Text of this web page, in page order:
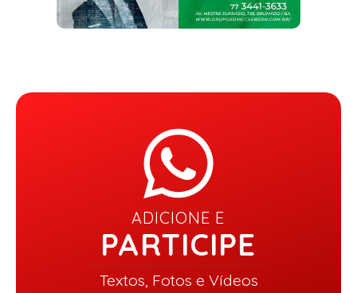
ADICIONE E
PARTICIPE
Textos, Fotos e Vídeos